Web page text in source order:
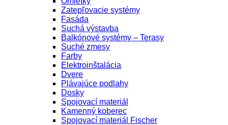
Zatepľovacie systémy
Fasáda
Suchá výstavba
Balkónové systémy – Terasy
Suché zmesy
Farby
Elektroinštalácia
Dvere
Plávajúce podlahy
Dosky
Spojovací materiál
Kamenný koberec
Spojovací materiál Fischer